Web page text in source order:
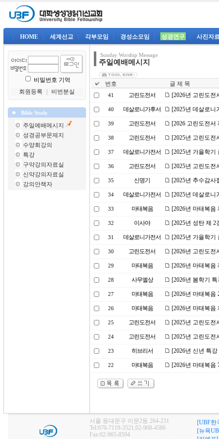
HOME 세계선교 각부모임 경성소모임 성경연구 사진자
비밀번호 기억
회원등록
비번분실
Bible Study
주일예배메시지
성경공부문제지
수양회강의
특강
구약강의자료실
신약강의자료실
강의안책자
Sunday Worship Message
주일예배메시지
번호 글 제 목
41 고린도전서 [2026년 고린도전
40 데살로니가후서 [2025년 데살로니
39 고린도전서 [2026 고린도전서
38 고린도전서 [2025년 고린도전
37 데살로니가전서 [2025년 가을학기
36 고린도전서 [2025년 고린도전
35 신명기 [2025년 추수감사
34 데살로니가전서 [2025년 데살로니
33 마태복음 [2026년 마태복음
32 이사야 [2025년 성탄 제
31 데살로니가전서 [2025년 가을학
30 고린도전서 [2026년 고린도전
29 마태복음 [2026년 마태복음
28 사무엘상 [2026년 봄학기
27 마태복음 [2026년 마태복음
26 마태복음 [2026년 마태복음
25 고린도전서 [2025년 고린도전
24 고린도전서 [2025년 고린도전
23 히브리서 [2026년 신년 특
22 마태복음 [2026년 마태복음
서울 동대문구 이문2동 264-231
Tel:070-7119-3521,02-968-4586
Fax:02-965-8594
[UBF한
[뉴욕